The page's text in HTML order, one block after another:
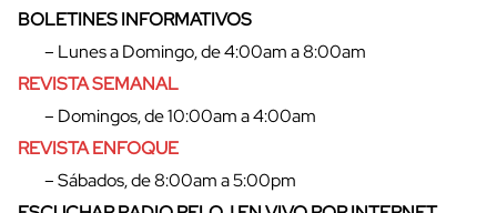
BOLETINES INFORMATIVOS
– Lunes a Domingo, de 4:00am a 8:00am
REVISTA SEMANAL
– Domingos, de 10:00am a 4:00am
REVISTA ENFOQUE
– Sábados, de 8:00am a 5:00pm